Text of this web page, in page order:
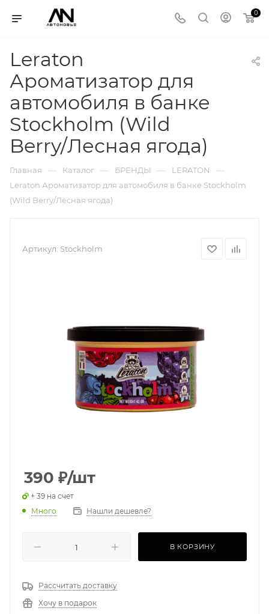
0
Leraton
Ароматизатор для
автомобиля в банке
Stockholm (Wild
Berry/Лесная ягода)
Главная — Каталог — БРЕНДЫ — LERATON —
Leraton Ароматизатор для автомобиля в банке Stockholm
(Wild Berry/Лесная ягода)
Артикул: Stockholm
390 ₽/шт
+ 39 на счет
Много
Нашли дешевле?
В КОРЗИНУ
Рассчитать доставку
Хочу в подарок